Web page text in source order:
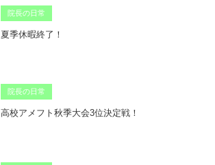
院長の日常
夏季休暇終了！
院長の日常
高校アメフト秋季大会3位決定戦！